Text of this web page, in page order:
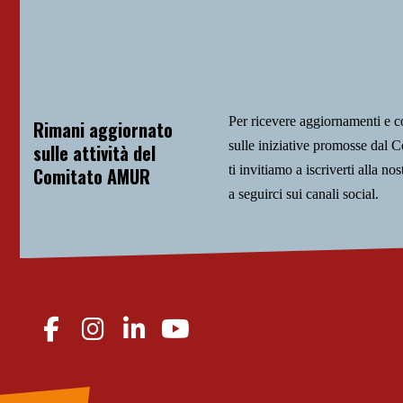
Rimani aggiornato
sulle attività del
Comitato AMUR
Per ricevere aggiornamenti e
sulle iniziative promosse dal
ti invitiamo a iscriverti alla
a seguirci sui canali social.